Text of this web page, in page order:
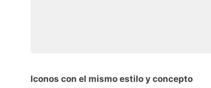
Iconos con el mismo estilo y concepto